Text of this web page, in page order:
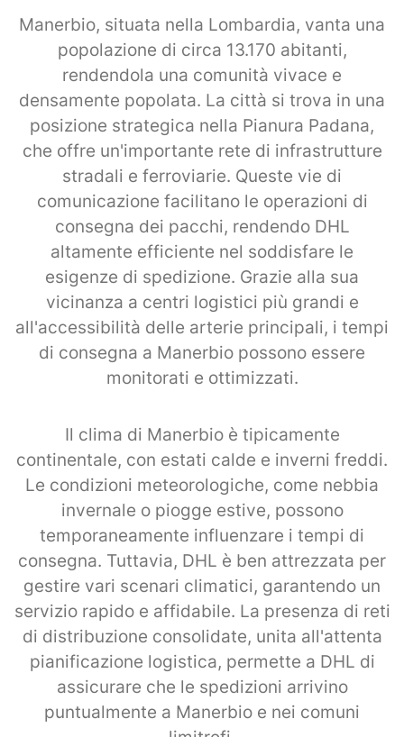
Manerbio, situata nella Lombardia, vanta una
popolazione di circa 13.170 abitanti,
rendendola una comunità vivace e
densamente popolata. La città si trova in una
posizione strategica nella Pianura Padana,
che offre un'importante rete di infrastrutture
stradali e ferroviarie. Queste vie di
comunicazione facilitano le operazioni di
consegna dei pacchi, rendendo DHL
altamente efficiente nel soddisfare le
esigenze di spedizione. Grazie alla sua
vicinanza a centri logistici più grandi e
all'accessibilità delle arterie principali, i tempi
di consegna a Manerbio possono essere
monitorati e ottimizzati.
Il clima di Manerbio è tipicamente
continentale, con estati calde e inverni freddi.
Le condizioni meteorologiche, come nebbia
invernale o piogge estive, possono
temporaneamente influenzare i tempi di
consegna. Tuttavia, DHL è ben attrezzata per
gestire vari scenari climatici, garantendo un
servizio rapido e affidabile. La presenza di reti
di distribuzione consolidate, unita all'attenta
pianificazione logistica, permette a DHL di
assicurare che le spedizioni arrivino
puntualmente a Manerbio e nei comuni